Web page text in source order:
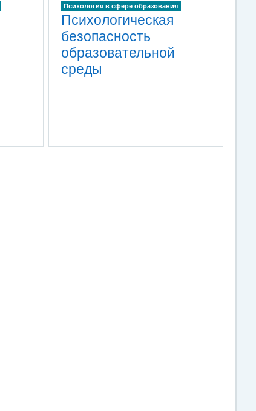
Психология в сфере образования
Психологическая
безопасность
образовательной
среды